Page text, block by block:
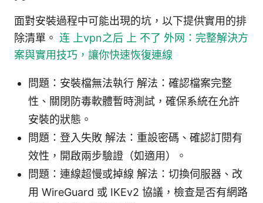
面對安裝過程中可能出現的坑，以下提供實用的排
除清單。 连 上vpn之后 上 不了 外网：完整解決方
案與實用技巧，讓你快速恢復連線
問題：安裝檔無法執行 解法：確認檔案完整
性、關閉防毒軟體暫時測試，確保系統在允許
安裝的狀態。
問題：登入失敗 解法：重設密碼、確認訂閱有
效性，開啟兩步驗證（如適用）。
問題：連線超慢或掉線 解法：切換伺服器、改
用 WireGuard 或 IKEv2 協議，檢查是否有網路